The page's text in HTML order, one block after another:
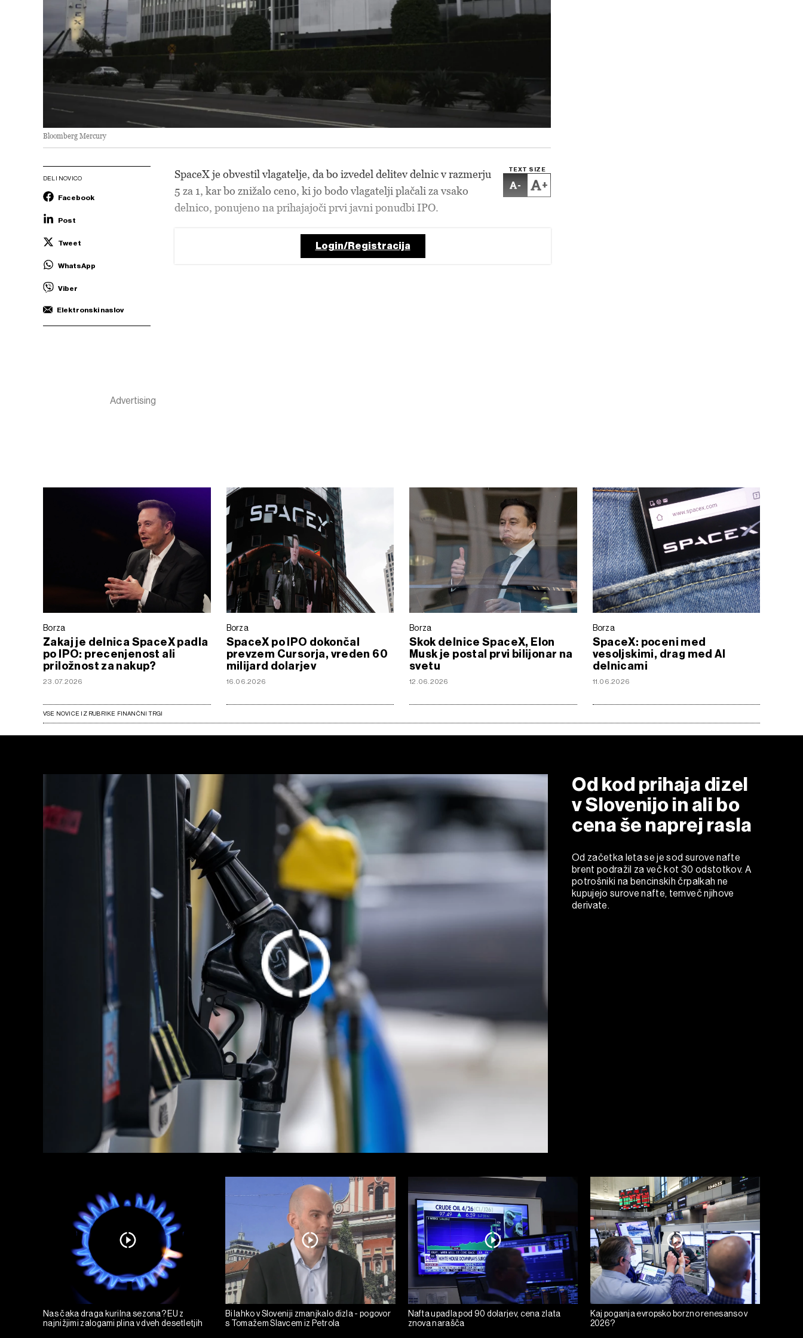
Bloomberg Mercury
DELI NOVICO
Facebook
Post
Tweet
WhatsApp
Viber
Elektronski naslov
TEXT SIZE
- +
SpaceX je obvestil vlagatelje, da bo izvedel delitev delnic v razmerju
5 za 1, kar bo znižalo ceno, ki jo bodo vlagatelji plačali za vsako
delnico, ponujeno na prihajajoči prvi javni ponudbi IPO.
Login/Registracija
Borza
Zakaj je delnica SpaceX padla
po IPO: precenjenost ali
priložnost za nakup?
23.07.2026
Borza
SpaceX po IPO dokončal
prevzem Cursorja, vreden 60
milijard dolarjev
16.06.2026
Borza
Skok delnice SpaceX, Elon
Musk je postal prvi bilijonar na
svetu
12.06.2026
Borza
SpaceX: poceni med
vesoljskimi, drag med AI
delnicami
11.06.2026
VSE NOVICE IZ RUBRIKE FINANČNI TRGI
Od kod prihaja dizel
v Slovenijo in ali bo
cena še naprej rasla
Od začetka leta se je sod surove nafte
brent podražil za več kot 30 odstotkov. A
potrošniki na bencinskih črpalkah ne
kupujejo surove nafte, temveč njihove
derivate.
Nas čaka draga kurilna sezona? EU z
najnižjimi zalogami plina v dveh desetletjih
Bi lahko v Sloveniji zmanjkalo dizla - pogovor
s Tomažem Slavcem iz Petrola
Nafta upadla pod 90 dolarjev, cena zlata
znova narašča
Kaj poganja evropsko borzno renesanso v
2026?